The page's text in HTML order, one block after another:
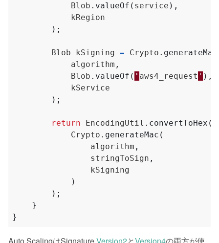
Blob . valueOf ( service ),
kRegion
);
Blob kSigning = Crypto . generateMac
algorithm ,
Blob . valueOf ( ' aws4_request ' ),
kService
);
return EncodingUtil . convertToHex (
Crypto . generateMac (
algorithm ,
stringToSign ,
kSigning
)
);
}
}
Auto ScalingはSignatureVersion2とVersion4の両方が使